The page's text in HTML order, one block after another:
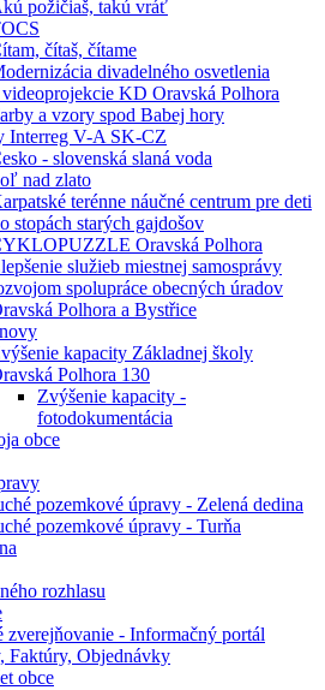
požičiaš, takú vráť
čítaš, čítame
divadelného osvetlenia
videoprojekcie KD Oravská Polhora
a vzory spod Babej hory
Interreg V-A SK-CZ
- slovenská slaná voda
nad zlato
terénne náučné centrum pre deti
stopách starých gajdošov
Oravská Polhora
služieb miestnej samosprávy
spolupráce obecných úradov
Polhora a Bystřice
kapacity Základnej školy
Polhora 130
Zvýšenie kapacity -
fotodokumentácia
obce
pozemkové úpravy - Zelená dedina
pozemkové úpravy - Turňa
rozhlasu
zverejňovanie - Informačný portál
Faktúry, Objednávky
obce